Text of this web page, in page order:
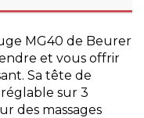
MG40 de Beurer
et vous offrir
Sa tête de
sur 3
des massages